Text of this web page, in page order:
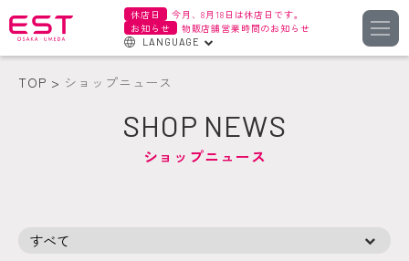
休店日
今月、8月18日は休店日です。
お知らせ
物販店舗営業時間のお知らせ
LANGUAGE
簡体字
繁体字
TOP ショップニュース
SHOP NEWS
ショップニュース